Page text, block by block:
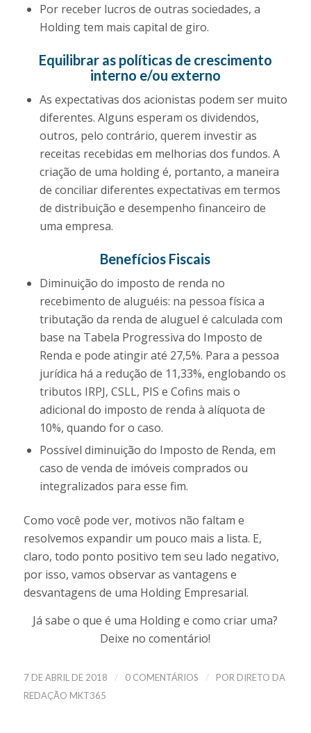
Por receber lucros de outras sociedades, a
Holding tem mais capital de giro.
Equilibrar as políticas de crescimento
interno e/ou externo
As expectativas dos acionistas podem ser muito
diferentes. Alguns esperam os dividendos,
outros, pelo contrário, querem investir as
receitas recebidas em melhorias dos fundos. A
criação de uma holding é, portanto, a maneira
de conciliar diferentes expectativas em termos
de distribuição e desempenho financeiro de
uma empresa.
Benefícios Fiscais
Diminuição do imposto de renda no
recebimento de aluguéis: na pessoa física a
tributação da renda de aluguel é calculada com
base na Tabela Progressiva do Imposto de
Renda e pode atingir até 27,5%. Para a pessoa
jurídica há a redução de 11,33%, englobando os
tributos IRPJ, CSLL, PIS e Cofins mais o
adicional do imposto de renda à alíquota de
10%, quando for o caso.
Possível diminuição do Imposto de Renda, em
caso de venda de imóveis comprados ou
integralizados para esse fim.
Como você pode ver, motivos não faltam e
resolvemos expandir um pouco mais a lista. E,
claro, todo ponto positivo tem seu lado negativo,
por isso, vamos observar as vantagens e
desvantagens de uma Holding Empresarial.
Já sabe o que é uma Holding e como criar uma?
Deixe no comentário!
7 DE ABRIL DE 2018 / 0 COMENTÁRIOS / POR DIRETO DA
REDAÇÃO MKT365